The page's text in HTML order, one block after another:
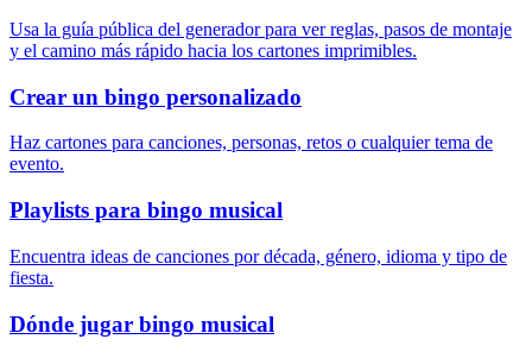
Usa la guía pública del generador para ver reglas, pasos de montaje
y el camino más rápido hacia los cartones imprimibles.
Crear un bingo personalizado
Haz cartones para canciones, personas, retos o cualquier tema de
evento.
Playlists para bingo musical
Encuentra ideas de canciones por década, género, idioma y tipo de
fiesta.
Dónde jugar bingo musical